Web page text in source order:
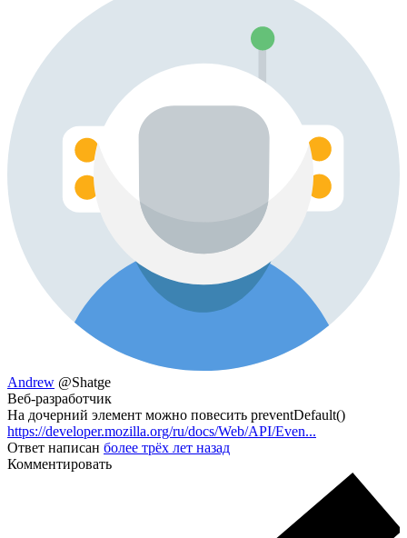
Andrew @Shatge
Веб-разработчик
На дочерний элемент можно повесить preventDefault()
https://developer.mozilla.org/ru/docs/Web/API/Even...
Ответ написан более трёх лет назад
Комментировать